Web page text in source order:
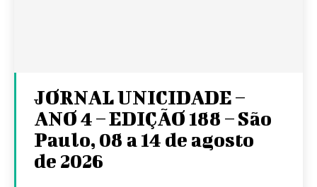
JORNAL UNICIDADE –
ANO 4 – EDIÇÃO 188 – São
Paulo, 08 a 14 de agosto
de 2026